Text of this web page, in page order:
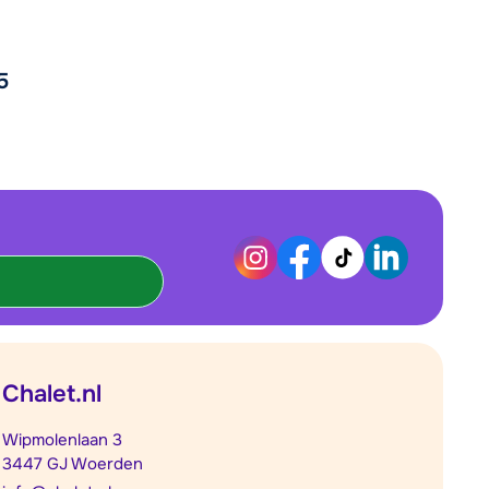
Chalet.nl
Wipmolenlaan 3
3447 GJ Woerden